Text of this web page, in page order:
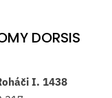
DORSIS
I. 1438